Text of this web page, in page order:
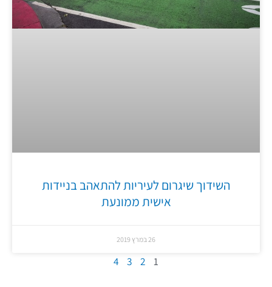
השידוך שיגרום לעיריות להתאהב בניידות
אישית ממונעת
26 במרץ 2019
1
2
3
4